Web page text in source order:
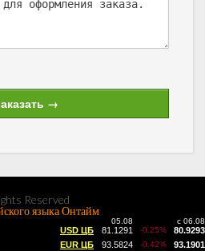
Reserved
языка Онтайм